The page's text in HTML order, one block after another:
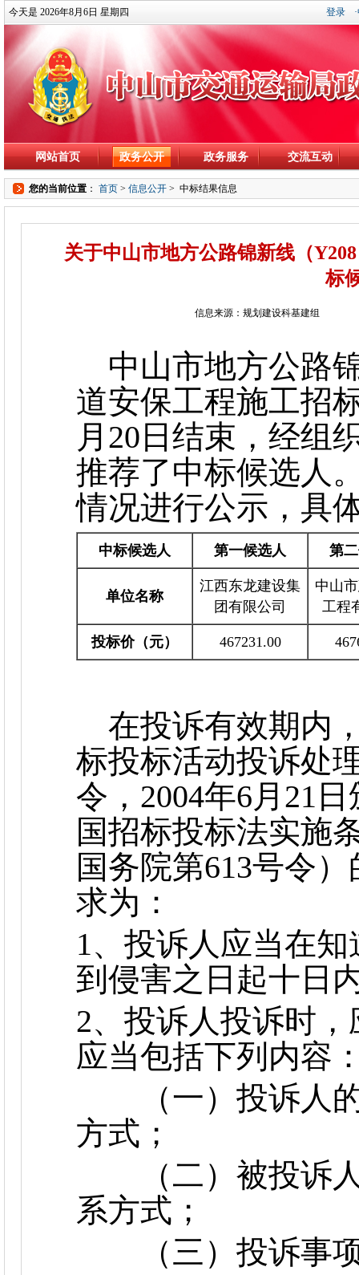
今天是 2026年8月6日 星期四 登录
网站首页 政务公开 政务服务 交流互动
您的当前位置 ： 首页 > 信息公开 > 中标结果信息
关于中山市地方公路锦新线（
标
信息来源：规划建设科基建组
中山市地方公路
道安保工程施工招
月20日结束，经组
推荐了中标候选人
情况进行公示，具
中标候选人 第一候选人 第
单位名称
江西东龙建设集
团有限公司
中山
工程
投标价（元） 467231.00
在投诉有效期内
标投标活动投诉处
令，2004年6月21
国招标投标法实施
国务院第613号令
求为：
1、投诉人应当在
到侵害之日起十日
2、投诉人投诉时
应当包括下列内容
（一）投诉人的
方式；
（二）被投诉人
系方式；
（三）投诉事项